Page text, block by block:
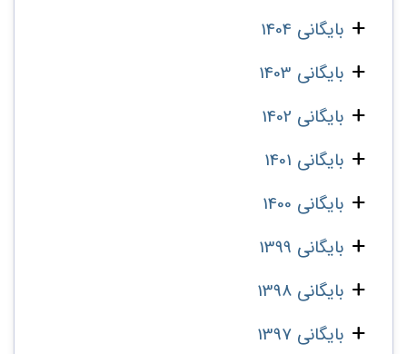
بایگانی 1404
بایگانی 1403
بایگانی 1402
بایگانی 1401
بایگانی 1400
بایگانی 1399
بایگانی 1398
بایگانی 1397